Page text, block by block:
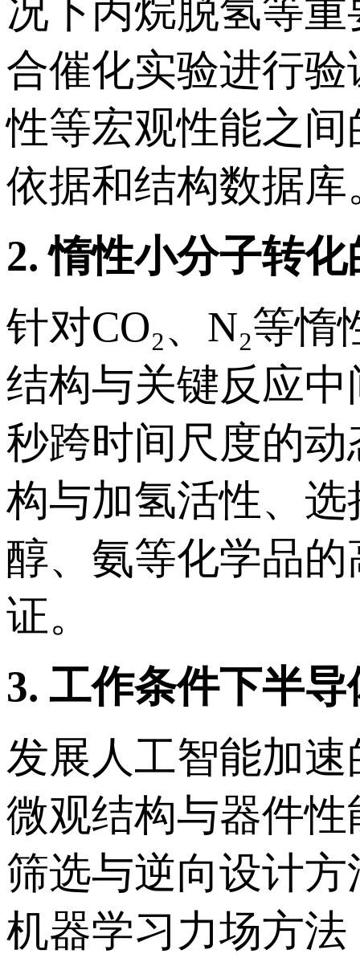
况下丙烷脱氢等
合催化实验进行
性等宏观性能之
依据和结构数据库
2. 惰性小分子转
针对CO₂、N₂等
结构与关键反应
秒跨时间尺度的
构与加氢活性、
醇、氨等化学品
证。
3. 工作条件下半
发展人工智能加
微观结构与器件
筛选与逆向设计
机器学习力场方